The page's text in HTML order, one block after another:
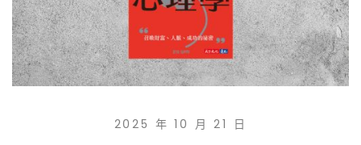
2025 年 10 月 21 日